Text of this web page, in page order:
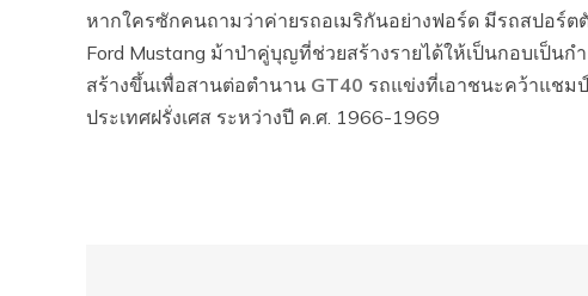
หากใครซักคนถามว่าค่ายรถอเมริกันอย่างฟอร์ด มีรถสปอร์
Ford Mustang ม้าป่าคู่บุญที่ช่วยสร้างรายได้ให้เป็นกอบเป็นก
สร้างขึ้นเพื่อสานต่อตำนาน GT40 รถแข่งที่เอาชนะคว้าแชม
ประเทศฝรั่งเศส ระหว่างปี ค.ศ. 1966-1969